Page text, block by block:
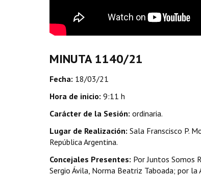
MINUTA 1140/21
Fecha: 18/03/21
Hora de inicio: 9:11 h
Carácter de la Sesión: ordinaria.
Lugar de Realización: Sala Franscisco P.
República Argentina.
Concejales Presentes: Por Juntos Somos
Sergio Ávila, Norma Beatriz Taboada; por